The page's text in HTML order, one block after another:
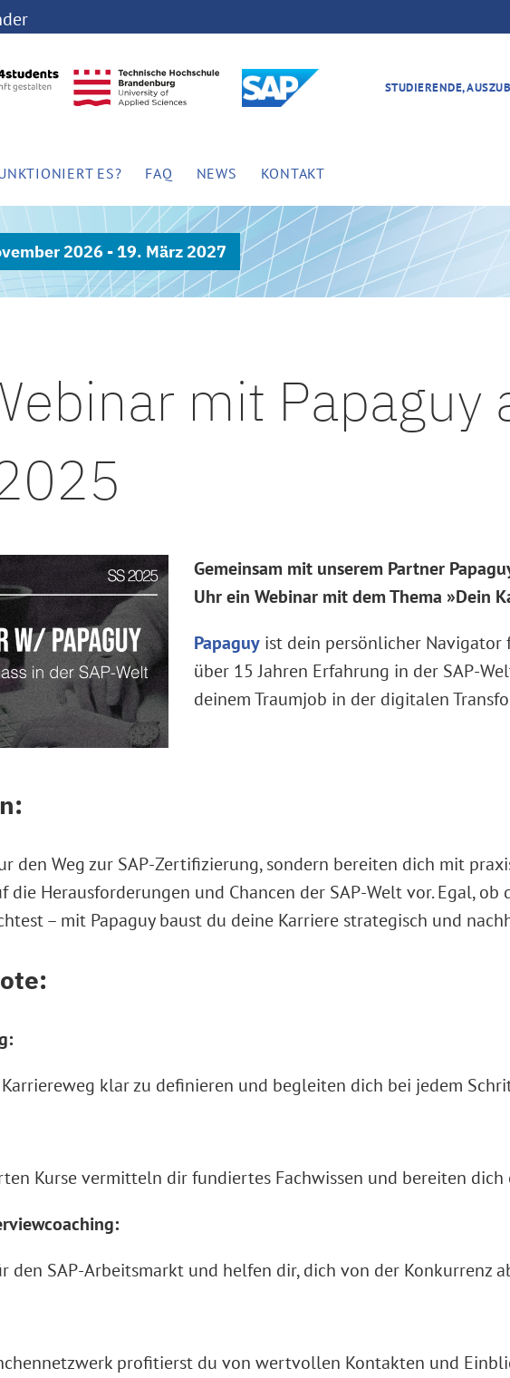
STUDIERENDE,
ES? FAQ NEWS KONTAKT
2026 - 19. März 2027
mit Papaguy
Gemeinsam mit unserem Partner
Uhr ein Webinar mit dem Thema »Dein
Papaguyist dein persönlicher Navigator
über 15 Jahren Erfahrung in der SAP-
deinem Traumjob in der digitalen
den Weg zur SAP-Zertifizierung, sondern bereiten dich mit
Herausforderungen und Chancen der SAP-Welt vor. Egal,
– mit Papaguy baust du deine Karriere strategisch und
klar zu definieren und begleiten dich bei jedem
Kurse vermitteln dir fundiertes Fachwissen und bereiten
den SAP-Arbeitsmarkt und helfen dir, dich von der Konkurrenz
profitierst du von wertvollen Kontakten und